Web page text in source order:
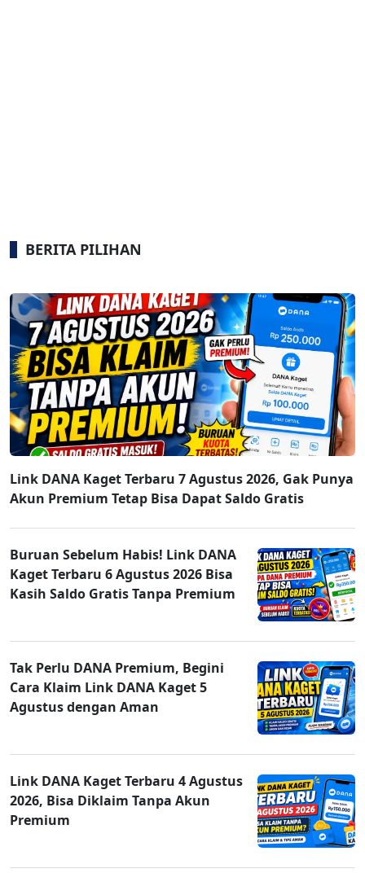
BERITA PILIHAN
Link DANA Kaget Terbaru 7 Agustus 2026, Gak Punya
Akun Premium Tetap Bisa Dapat Saldo Gratis
Buruan Sebelum Habis! Link DANA
Kaget Terbaru 6 Agustus 2026 Bisa
Kasih Saldo Gratis Tanpa Premium
Tak Perlu DANA Premium, Begini
Cara Klaim Link DANA Kaget 5
Agustus dengan Aman
Link DANA Kaget Terbaru 4 Agustus
2026, Bisa Diklaim Tanpa Akun
Premium